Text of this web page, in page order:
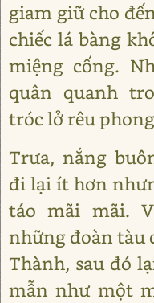
giam giữ cho
chiếc lá bàng
miệng cống.
quân quanh
tróc lở rêu
Trưa, nắng
đi lại ít hơn
táo mãi mãi.
những đoàn tàu
Thành, sau đó
mẫn như một